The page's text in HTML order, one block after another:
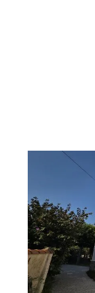
PONTOISE
, 7
Ref : 677745
Maison